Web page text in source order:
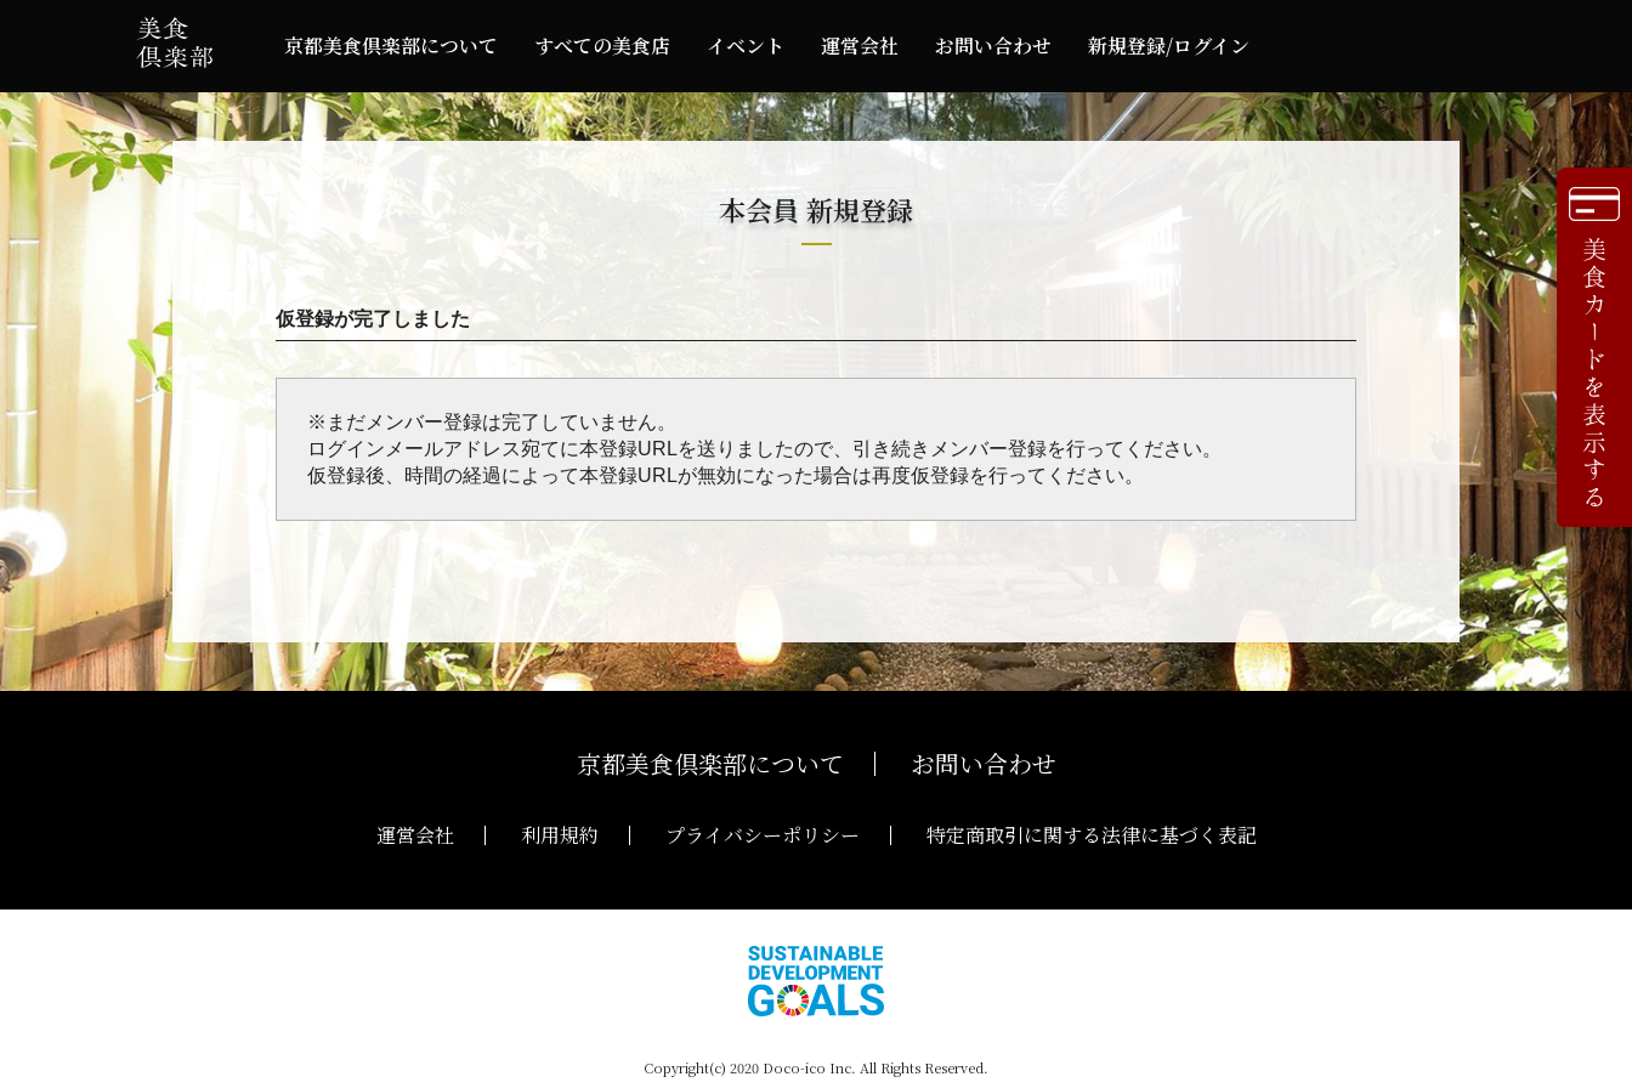
京都美食倶楽部について すべての美食店 イベント 運営会社 お問い合わせ 新規登録/ログイン
本会員 新規登録
仮登録が完了しました
※まだメンバー登録は完了していません。
ログインメールアドレス宛てに本登録URLを送りましたので、引き続きメンバー登録を行ってください。
仮登録後、時間の経過によって本登録URLが無効になった場合は再度仮登録を行ってください。
京都美食倶楽部について お問い合わせ
運営会社 利用規約 プライバシーポリシー 特定商取引に関する法律に基づく表記
Copyright(c) 2020 Doco-ico Inc. All Rights Reserved.